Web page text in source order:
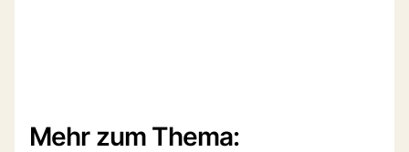
Mehr zum Thema: